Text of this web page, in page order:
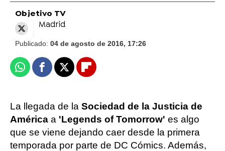
Objetivo TV
Madrid
Publicado: 04 de agosto de 2016, 17:26
WhatsappFacebook
X Flipboard
La llegada de la Sociedad de la Justicia de
América a 'Legends of Tomorrow' es algo
que se viene dejando caer desde la primera
temporada por parte de DC Cómics. Además,